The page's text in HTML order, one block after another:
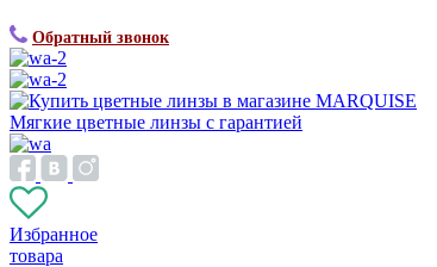
Обратный звонок
Мягкие цветные линзы с гарантией
Избранное
товара